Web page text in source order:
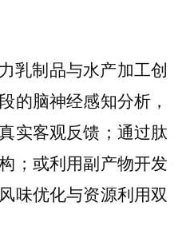
乳制品与水产加工创
的脑神经感知分析，
实客观反馈；通过肽
；或利用副产物开发
味优化与资源利用双